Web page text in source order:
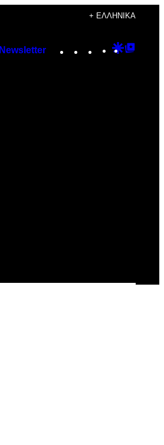
+ ΕΛΛΗΝΙΚΆ
Newsletter Instagram
TikTok
YouTube
Google